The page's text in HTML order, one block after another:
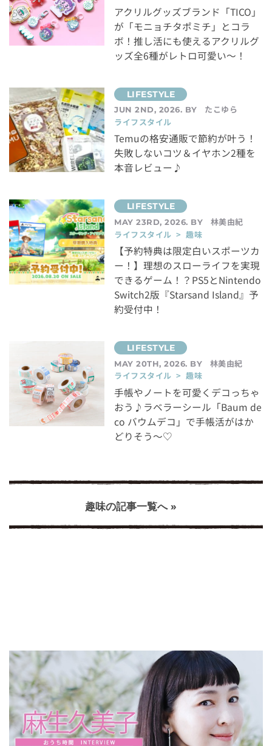
アクリルグッズブランド「TICO」
が「モニョチタポミチ」とコラ
ボ！推し活にも使えるアクリルグ
ッズ全6種がレトロ可愛い～！
JUN 2ND, 2026. BY
たこゆら
ライフスタイル
Temuの格安通販で節約が叶う！
失敗しないコツ＆イヤホン2種を
本音レビュー♪
MAY 23RD, 2026. BY
林美由紀
ライフスタイル > 趣味
【予約特典は限定白いスポーツカ
ー！】理想のスローライフを実現
できるゲーム！？PS5とNintendo
Switch2版『Starsand Island』予
約受付中！
MAY 20TH, 2026. BY
林美由紀
ライフスタイル > 趣味
手帳やノートを可愛くデコっちゃ
おう♪ラベラーシール「Baum de
co バウムデコ」で手帳活がはか
どりそう～♡
趣味の記事一覧へ »